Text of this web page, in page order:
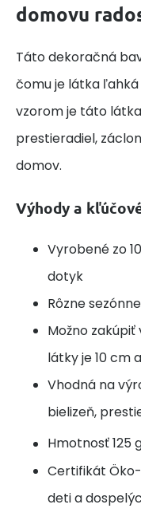
domovu
Táto dekoračná
čomu je látka
vzorom je táto
prestieradiel,
domov.
Výhody a
Vyrobené zo
dotyk
Rôzne
Možno
látky je 10 cm
Vhodná na
bielizeň,
Hmotnosť 125
Certifikát
deti a